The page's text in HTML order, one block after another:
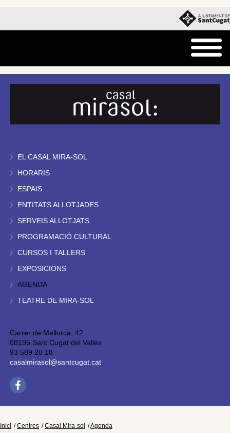
EL CASAL MIRA-SOL
HORARIS
ESPAIS
ENTITATS ALLOTJADES
SERVEIS ALLOTJATS
PROGRAMACIÓ CULTURAL
CURSOS I TALLERS
EXPOSICIONS
AGENDA
TEATRE DE MIRA-SOL
Carrer de Mallorca, 42
08195 Sant Cugat del Vallès
93 589 20 18
casalmirasol@santcugat.cat
Inici Centres Casal Mira-sol Agenda